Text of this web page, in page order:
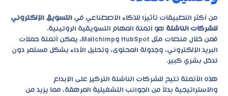
من أكثر التطبيقات تأثيرًا للذكاء الاصطناعي في التسويق الإلكتروني
للشركات الناشئة هو أتمتة المهام التسويقية الروتينية.
فمن خلال منصات مثل HubSpot وMailchimp، يمكن أتمتة حملات
البريد الإلكتروني، وجدولة المحتوى، وتحليل الأداء بشكل مستمر دون
تدخل بشري كبير.
هذه الأتمتة تتيح للشركات الناشئة التركيز على الإبداع
والاستراتيجية بدلاً من الجوانب التشغيلية المرهقة، مما يزيد من